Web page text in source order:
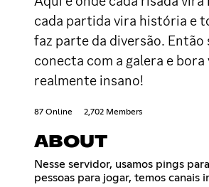
cada partida vira história e
faz parte da diversão. Então
conecta com a galera e bora
realmente insano!
87 Online 2,702 Members
ABOUT
Nesse servidor, usamos pings
pessoas para jogar, temos canais